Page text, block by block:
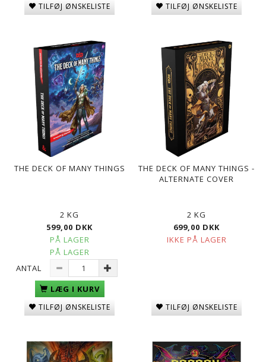
TILFØJ ØNSKELISTE TILFØJ ØNSKELISTE
THE DECK OF MANY THINGS
2 KG
599,00 DKK
PÅ LAGER
PÅ LAGER
ANTAL
LÆG I KURV
TILFØJ ØNSKELISTE
THE DECK OF MANY THINGS -
ALTERNATE COVER
2 KG
699,00 DKK
IKKE PÅ LAGER
TILFØJ ØNSKELISTE